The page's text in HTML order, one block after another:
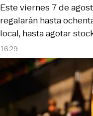
16:29
Este viernes 7 de
regalarán hasta
local, hasta agotar